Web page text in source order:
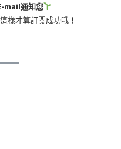
mail通知您
樣才算訂閱成功哦！